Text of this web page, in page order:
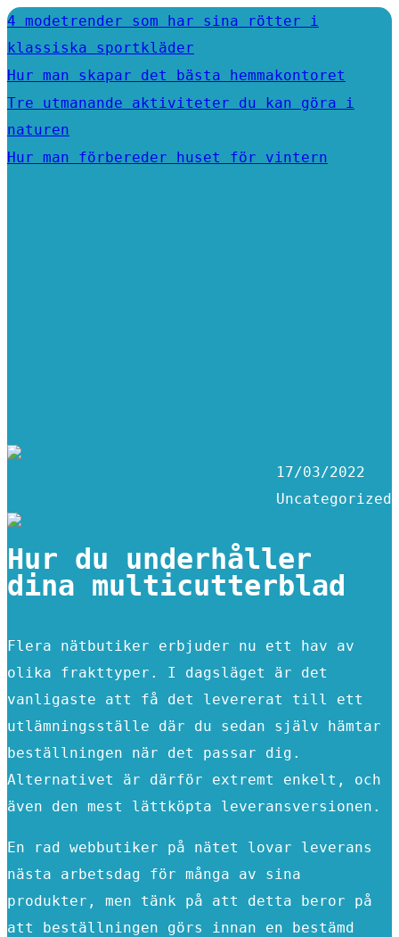
4 modetrender som har sina rötter i
klassiska sportkläder
Hur man skapar det bästa hemmakontoret
Tre utmanande aktiviteter du kan göra i
naturen
Hur man förbereder huset för vintern
17/03/2022
Uncategorized
Hur du underhåller
dina multicutterblad
Flera nätbutiker erbjuder nu ett hav av
olika frakttyper. I dagsläget är det
vanligaste att få det levererat till ett
utlämningsställe där du sedan själv hämtar
beställningen när det passar dig.
Alternativet är därför extremt enkelt, och
även den mest lättköpta leveransversionen.
En rad webbutiker på nätet lovar leverans
nästa arbetsdag för många av sina
produkter, men tänk på att detta beror på
att beställningen görs innan en bestämd